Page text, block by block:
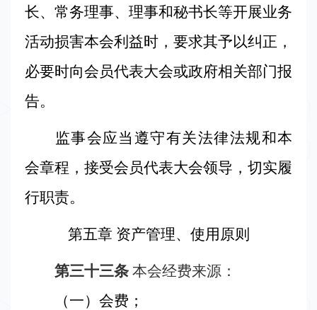
长、常务理事、理事和秘书长等开展业务
活动损害本会利益时，要求其予以纠正，
必要时向会员代表大会或政府相关部门报
告。
监事会应当遵守有关法律法规和本
会章程，接受会员代表大会领导，切实履
行职责。
第五章 资产管理、使用原则
第三十三条 本会经费来源：
（一）会费；